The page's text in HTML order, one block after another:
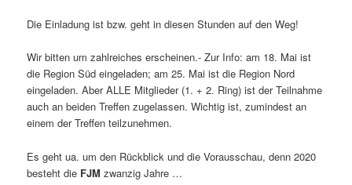
Die Einladung ist bzw. geht in diesen Stunden auf den Weg!
Wir bitten um zahlreiches erscheinen.- Zur Info: am 18. Mai ist
die Region Süd eingeladen; am 25. Mai ist die Region Nord
eingeladen. Aber ALLE Mitglieder (1. + 2. Ring) ist der Teilnahme
auch an beiden Treffen zugelassen. Wichtig ist, zumindest an
einem der Treffen teilzunehmen.
Es geht ua. um den Rückblick und die Vorausschau, denn 2020
besteht die FJMzwanzig Jahre …